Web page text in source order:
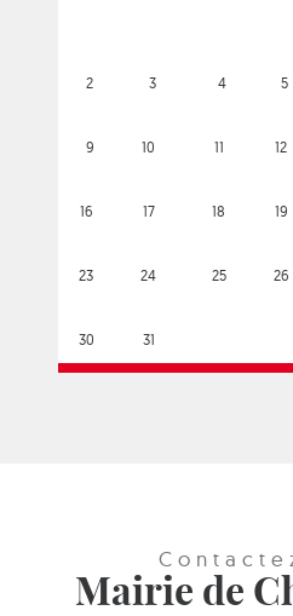
2 3 4 5
9 10 11 12
16 17 18 19
23 24 25 26
30 31
Mairie de